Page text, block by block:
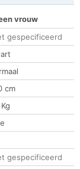
vrouw
gespecificeerd
cm
gespecificeerd